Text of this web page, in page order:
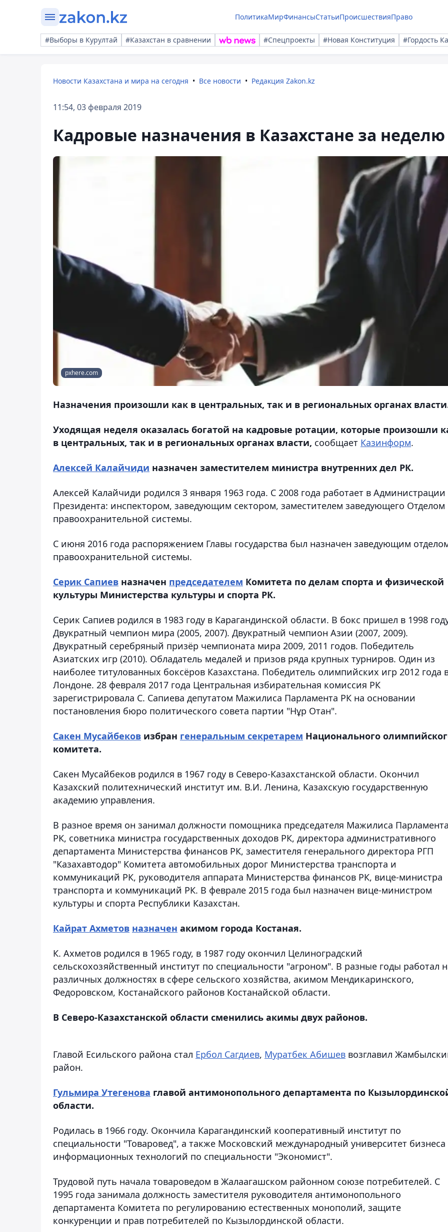
ПолитикаМирФинансыСтатьиПроисшествияПраво
#Выборы в Курултай #Казахстан в сравнении #Спецпроекты #Новая Конституция #Гордость
Новости Казахстана и мира на сегодня Все новости Редакция Zakon.kz
11:54, 03 февраля 2019
Кадровые назначения в Казахстане за неделю
pxhere.com
Назначения произошли как в центральных, так и в региональных органах
Уходящая неделя оказалась богатой на кадровые ротации, которые произошли
в центральных, так и в региональных органах власти, сообщает Казинформ.
Алексей Калайчиди назначен заместителем министра внутренних дел РК.
Алексей Калайчиди родился 3 января 1963 года. С 2008 года работает в Администрации
Президента: инспектором, заведующим сектором, заместителем заведующего Отделом
правоохранительной системы.
С июня 2016 года распоряжением Главы государства был назначен заведующим
правоохранительной системы.
Серик Сапиев назначен председателем Комитета по делам спорта и физической
культуры Министерства культуры и спорта РК.
Серик Сапиев родился в 1983 году в Карагандинской области. В бокс пришел в 1998
Двукратный чемпион мира (2005, 2007). Двукратный чемпион Азии (2007, 2009).
Двукратный серебряный призёр чемпионата мира 2009, 2011 годов. Победитель
Азиатских игр (2010). Обладатель медалей и призов ряда крупных турниров. Один из
наиболее титулованных боксёров Казахстана. Победитель олимпийских игр 2012 года
Лондоне. 28 февраля 2017 года Центральная избирательная комиссия РК
зарегистрировала С. Сапиева депутатом Мажилиса Парламента РК на основании
постановления бюро политического совета партии "Нұр Отан".
Сакен Мусайбеков избран генеральным секретарем Национального
комитета.
Сакен Мусайбеков родился в 1967 году в Северо-Казахстанской области. Окончил
Казахский политехнический институт им. В.И. Ленина, Казахскую государственную
академию управления.
В разное время он занимал должности помощника председателя Мажилиса
РК, советника министра государственных доходов РК, директора административного
департамента Министерства финансов РК, заместителя генерального директора РГП
"Казахавтодор" Комитета автомобильных дорог Министерства транспорта и
коммуникаций РК, руководителя аппарата Министерства финансов РК, вице-министра
транспорта и коммуникаций РК. В феврале 2015 года был назначен вице-министром
культуры и спорта Республики Казахстан.
Кайрат Ахметов назначен акимом города Костаная.
К. Ахметов родился в 1965 году, в 1987 году окончил Целиноградский
сельскохозяйственный институт по специальности "агроном". В разные годы работал
различных должностях в сфере сельского хозяйства, акимом Мендикаринского,
Федоровском, Костанайского районов Костанайской области.
В Северо-Казахстанской области сменились акимы двух районов.
Главой Есильского района стал Ербол Сагдиев, Муратбек Абишев возглавил
район.
Гульмира Утегенова главой антимонопольного департамента по
области.
Родилась в 1966 году. Окончила Карагандинский кооперативный институт по
специальности "Товаровед", а также Московский международный университет
информационных технологий по специальности "Экономист".
Трудовой путь начала товароведом в Жалаагашском районном союзе потребителей. С
1995 года занимала должность заместителя руководителя антимонопольного
департамента Комитета по регулированию естественных монополий, защите
конкуренции и прав потребителей по Кызылординской области.